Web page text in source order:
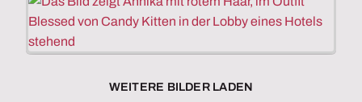
WEITERE BILDER LADEN